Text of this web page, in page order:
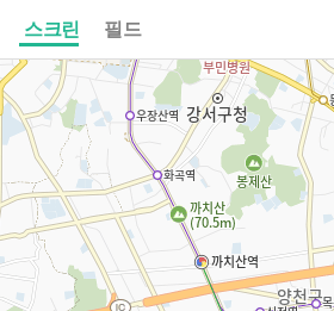
스크린 필드